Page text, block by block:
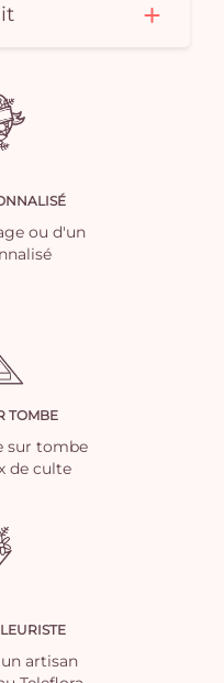
ou d'un
TOMBE
sur tombe
de culte
artisan